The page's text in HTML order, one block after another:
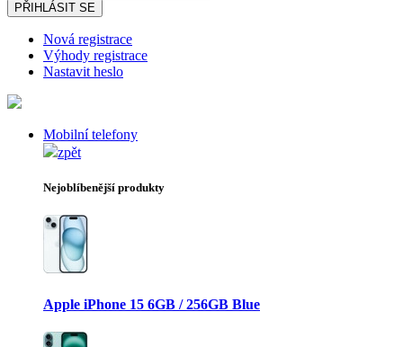
PŘIHLÁSIT SE
Nová registrace
Výhody registrace
Nastavit heslo
Mobilní telefony
zpět
Nejoblíbenější produkty
Apple iPhone 15 6GB / 256GB Blue